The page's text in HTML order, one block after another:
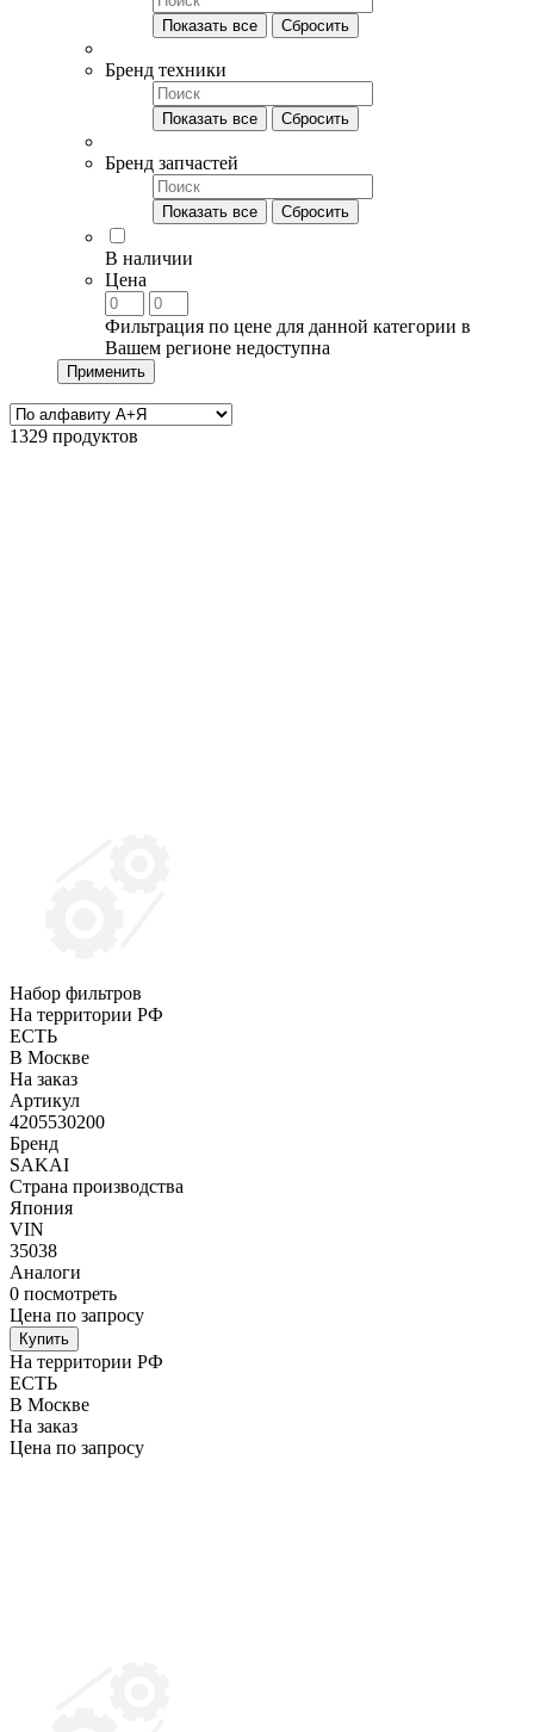
Показать все Сбросить
Бренд техники
Показать все Сбросить
Бренд запчастей
Показать все Сбросить
В наличии
Цена
Фильтрация по цене для данной категории в
Вашем регионе недоступна
Применить
1329 продуктов
Набор фильтров
На территории РФ
ЕСТЬ
В Москве
На заказ
Артикул
4205530200
Бренд
SAKAI
Страна производства
Япония
VIN
35038
Аналоги
0 посмотреть
Цена по запросу
Купить
На территории РФ
ЕСТЬ
В Москве
На заказ
Цена по запросу